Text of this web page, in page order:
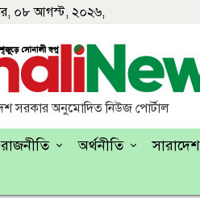
০৮ আগস্ট, ২০২৬,
সরকার অনুমোদিত নিউজ পোর্টাল
রাজনীতি অর্থনীতি সারাদেশ